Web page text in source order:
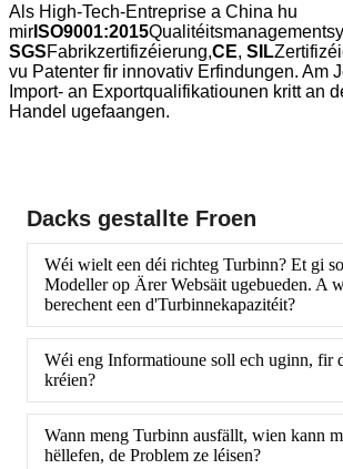
Als High-Tech-Entreprise a China hu
mir ISO9001:2015
SGSFabrikzertifizéierung,CE, SIL
vu Patenter fir innovativ Erfindungen. Am
Import- an Exportqualifikatiounen kritt an
Handel ugefaangen.
Dacks gestallte Froen
Wéi wielt een déi richteg Turbinn? Et gi
Modeller op Ärer Websäit ugebueden. A
berechent een d'Turbinnekapazitéit?
Wéi eng Informatioune soll ech uginn, fir
kréien?
Wann meng Turbinn ausfällt, wien kann
hëllefen, de Problem ze léisen?